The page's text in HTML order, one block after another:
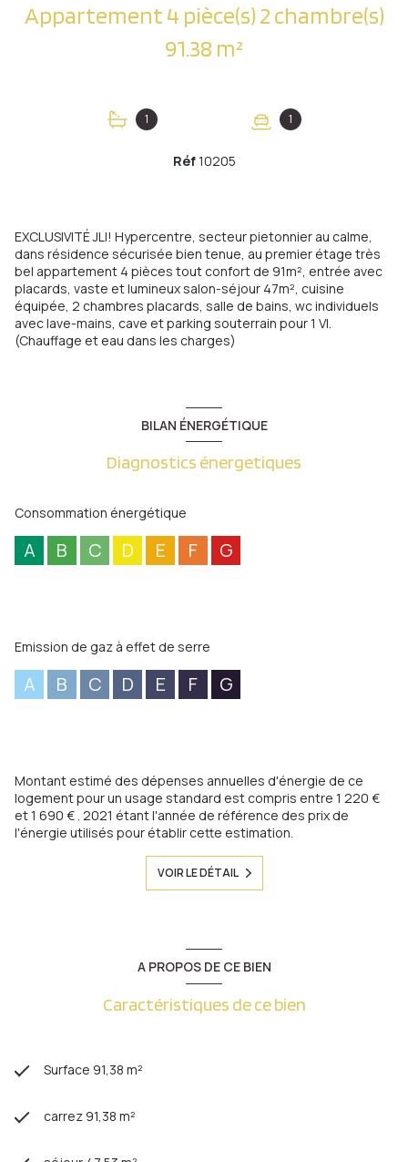
Appartement 4 pièce(s) 2 chambre(s)
91.38 m²
1 1
Réf10205
EXCLUSIVITÉ JLI! Hypercentre, secteur pietonnier au calme,
dans résidence sécurisée bien tenue, au premier étage très
bel appartement 4 pièces tout confort de 91m², entrée avec
placards, vaste et lumineux salon-séjour 47m², cuisine
équipée, 2 chambres placards, salle de bains, wc individuels
avec lave-mains, cave et parking souterrain pour 1 Vl.
(Chauffage et eau dans les charges)
BILAN ÉNERGÉTIQUE
Diagnostics énergetiques
Consommation énergétique
A B C D E F G
Emission de gaz à effet de serre
A B C D E F G
Montant estimé des dépenses annuelles d'énergie de ce
logement pour un usage standard est compris entre 1 220 €
et 1 690 € . 2021 étant l'année de référence des prix de
l'énergie utilisés pour établir cette estimation.
VOIR LE DÉTAIL
A PROPOS DE CE BIEN
Caractéristiques de ce bien
Surface 91,38 m²
carrez 91,38 m²